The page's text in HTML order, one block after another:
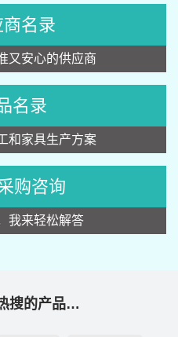
名录
又安心的供应商
名录
和家具生产方案
购咨询
我来轻松解答
搜的产品…